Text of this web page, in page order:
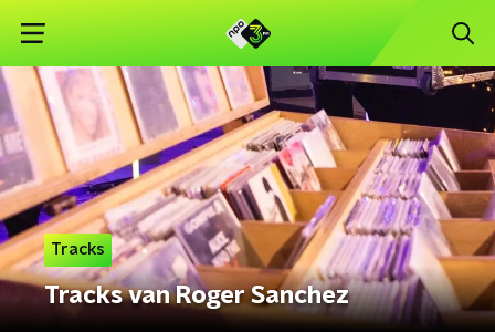
Tracks
Tracks van Roger Sanchez